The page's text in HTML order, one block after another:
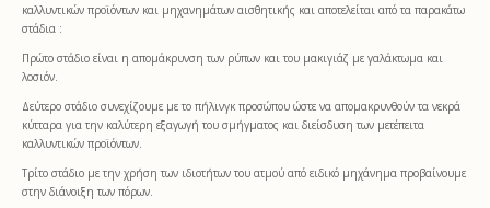
καλλυντικών προϊόντων και μηχανημάτων αισθητικής και αποτελείται από τα παρακάτω
στάδια :
Πρώτο στάδιο είναι η απομάκρυνση των ρύπων και του μακιγιάζ με γαλάκτωμα και
λοσιόν.
Δεύτερο στάδιο συνεχίζουμε με το πήλινγκ προσώπου ώστε να απομακρυνθούν τα νεκρά
κύτταρα για την καλύτερη εξαγωγή του σμήγματος και διείσδυση των μετέπειτα
καλλυντικών προϊόντων.
Τρίτο στάδιο με την χρήση των ιδιοτήτων του ατμού από ειδικό μηχάνημα προβαίνουμε
στην διάνοιξη των πόρων.